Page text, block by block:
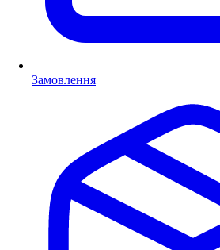
Замовлення